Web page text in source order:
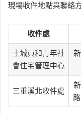
現場收件地點與聯絡
收件處
土城員和青年社
會住宅管理中心
三重溪北收件處